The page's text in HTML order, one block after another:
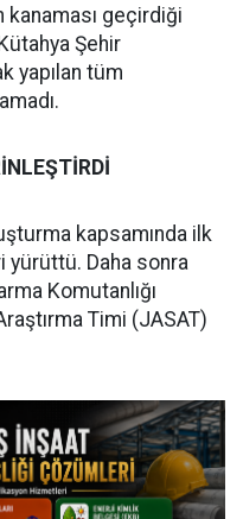
geçirdiği
Şehir
yapılan tüm
kapsamında ilk
Daha sonra
Komutanlığı
Timi (JASAT)